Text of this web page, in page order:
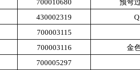
700010680
预弯
430002319
700003115
700003116
金
700005297